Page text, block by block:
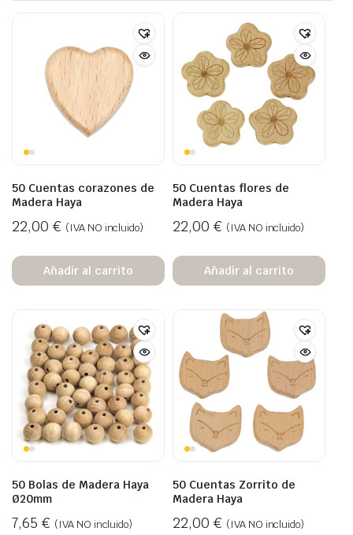
50 Cuentas corazones de
Madera Haya
22,00 € (IVA NO incluido)
Añadir al carrito
50 Cuentas flores de
Madera Haya
22,00 € (IVA NO incluido)
Añadir al carrito
50 Bolas de Madera Haya
Ø20mm
7,65 € (IVA NO incluido)
50 Cuentas Zorrito de
Madera Haya
22,00 € (IVA NO incluido)